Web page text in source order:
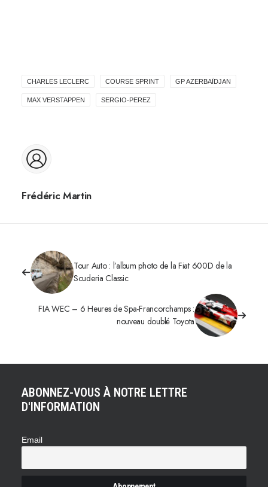
CHARLES LECLERC COURSE SPRINT GP AZERBAÏDJAN
MAX VERSTAPPEN SERGIO-PEREZ
Frédéric Martin
Tour Auto : l’album photo de la Fiat 600D de la
Scuderia Classic
FIA WEC – 6 Heures de Spa-Francorchamps :
nouveau doublé Toyota
ABONNEZ-VOUS À NOTRE LETTRE
D'INFORMATION
Email